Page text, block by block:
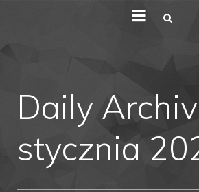
Daily
stycznia